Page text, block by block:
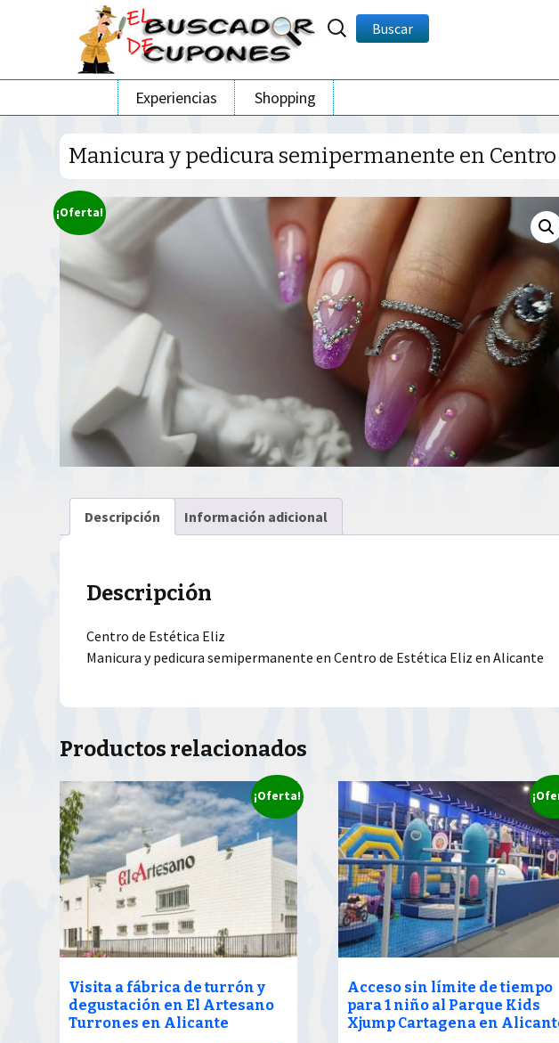
Buscar
por:
Buscar
Ir
al
contenido
Experiencias Shopping
Manicura y pedicura semipermanente en
¡Oferta!
Descripción Información adicional
Descripción
Centro de Estética Eliz
Manicura y pedicura semipermanente en Centro de Estética Eliz en Alicante
Productos relacionados
¡Oferta!
Visita a fábrica de turrón y
degustación en El Artesano
Turrones en Alicante
Acceso sin límite de tiempo
para 1 niño al Parque Kids
Xjump Cartagena en